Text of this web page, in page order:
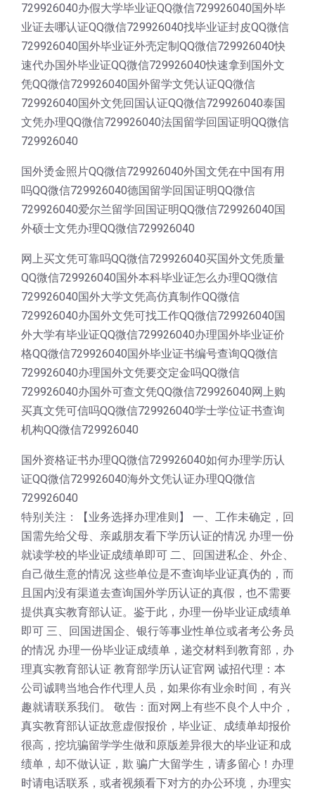
729926040办假大学毕业证QQ微信729926040国外毕
业证去哪认证QQ微信729926040找毕业证封皮QQ微信
729926040国外毕业证外壳定制QQ微信729926040快
速代办国外毕业证QQ微信729926040快速拿到国外文
凭QQ微信729926040国外留学文凭认证QQ微信
729926040国外文凭回国认证QQ微信729926040泰国
文凭办理QQ微信729926040法国留学回国证明QQ微信
729926040
国外烫金照片QQ微信729926040外国文凭在中国有用
吗QQ微信729926040德国留学回国证明QQ微信
729926040爱尔兰留学回国证明QQ微信729926040国
外硕士文凭办理QQ微信729926040
网上买文凭可靠吗QQ微信729926040买国外文凭质量
QQ微信729926040国外本科毕业证怎么办理QQ微信
729926040国外大学文凭高仿真制作QQ微信
729926040办国外文凭可找工作QQ微信729926040国
外大学有毕业证QQ微信729926040办理国外毕业证价
格QQ微信729926040国外毕业证书编号查询QQ微信
729926040办理国外文凭要交定金吗QQ微信
729926040办国外可查文凭QQ微信729926040网上购
买真文凭可信吗QQ微信729926040学士学位证书查询
机构QQ微信729926040
国外资格证书办理QQ微信729926040如何办理学历认
证QQ微信729926040海外文凭认证办理QQ微信
729926040
特别关注：【业务选择办理准则】 一、工作未确定，回
国需先给父母、亲戚朋友看下学历认证的情况 办理一份
就读学校的毕业证成绩单即可 二、回国进私企、外企、
自己做生意的情况 这些单位是不查询毕业证真伪的，而
且国内没有渠道去查询国外学历认证的真假，也不需要
提供真实教育部认证。鉴于此，办理一份毕业证成绩单
即可 三、回国进国企、银行等事业性单位或者考公务员
的情况 办理一份毕业证成绩单，递交材料到教育部，办
理真实教育部认证 教育部学历认证官网 诚招代理：本
公司诚聘当地合作代理人员，如果你有业余时间，有兴
趣就请联系我们。 敬告：面对网上有些不良个人中介，
真实教育部认证故意虚假报价，毕业证、成绩单却报价
很高，挖坑骗留学学生做和原版差异很大的毕业证和成
绩单，却不做认证，欺 骗广大留学生，请多留心！办理
时请电话联系，或者视频看下对方的办公环境，办理实